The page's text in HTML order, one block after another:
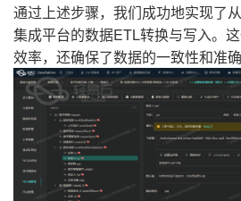
通过上述步骤，我们成功地实现了
集成平台的数据ETL转换与写入。
效率，还确保了数据的一致性和准确